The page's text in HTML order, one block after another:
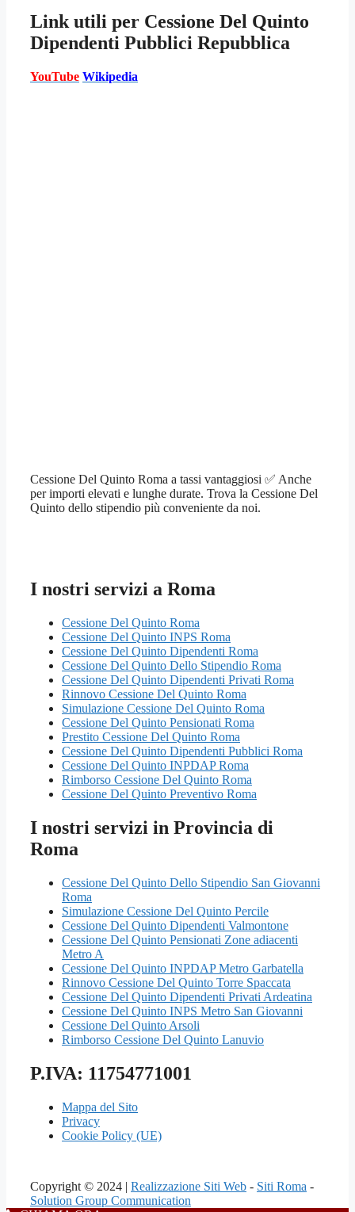
Link utili per Cessione Del Quinto
Dipendenti Pubblici Repubblica
YouTube Wikipedia
Cessione Del Quinto Roma a tassi vantaggiosi ✅ Anche
per importi elevati e lunghe durate. Trova la Cessione Del
Quinto dello stipendio più conveniente da noi.
I nostri servizi a Roma
Cessione Del Quinto Roma
Cessione Del Quinto INPS Roma
Cessione Del Quinto Dipendenti Roma
Cessione Del Quinto Dello Stipendio Roma
Cessione Del Quinto Dipendenti Privati Roma
Rinnovo Cessione Del Quinto Roma
Simulazione Cessione Del Quinto Roma
Cessione Del Quinto Pensionati Roma
Prestito Cessione Del Quinto Roma
Cessione Del Quinto Dipendenti Pubblici Roma
Cessione Del Quinto INPDAP Roma
Rimborso Cessione Del Quinto Roma
Cessione Del Quinto Preventivo Roma
I nostri servizi in Provincia di
Roma
Cessione Del Quinto Dello Stipendio San Giovanni
Roma
Simulazione Cessione Del Quinto Percile
Cessione Del Quinto Dipendenti Valmontone
Cessione Del Quinto Pensionati Zone adiacenti
Metro A
Cessione Del Quinto INPDAP Metro Garbatella
Rinnovo Cessione Del Quinto Torre Spaccata
Cessione Del Quinto Dipendenti Privati Ardeatina
Cessione Del Quinto INPS Metro San Giovanni
Cessione Del Quinto Arsoli
Rimborso Cessione Del Quinto Lanuvio
P.IVA: 11754771001
Mappa del Sito
Privacy
Cookie Policy (UE)
Copyright © 2024 | Realizzazione Siti Web - Siti Roma -
Solution Group Communication